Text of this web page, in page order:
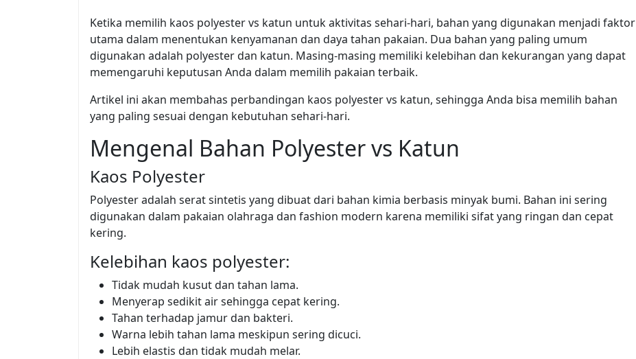
Ketika memilih kaos polyester vs katun untuk aktivitas sehari-hari, bahan yang digunakan menjadi faktor
utama dalam menentukan kenyamanan dan daya tahan pakaian. Dua bahan yang paling umum
digunakan adalah polyester dan katun. Masing-masing memiliki kelebihan dan kekurangan yang dapat
memengaruhi keputusan Anda dalam memilih pakaian terbaik.
Artikel ini akan membahas perbandingan kaos polyester vs katun, sehingga Anda bisa memilih bahan
yang paling sesuai dengan kebutuhan sehari-hari.
Mengenal Bahan Polyester vs Katun
Kaos Polyester
Polyester adalah serat sintetis yang dibuat dari bahan kimia berbasis minyak bumi. Bahan ini sering
digunakan dalam pakaian olahraga dan fashion modern karena memiliki sifat yang ringan dan cepat
kering.
Kelebihan kaos polyester:
Tidak mudah kusut dan tahan lama.
Menyerap sedikit air sehingga cepat kering.
Tahan terhadap jamur dan bakteri.
Warna lebih tahan lama meskipun sering dicuci.
Lebih elastis dan tidak mudah melar.